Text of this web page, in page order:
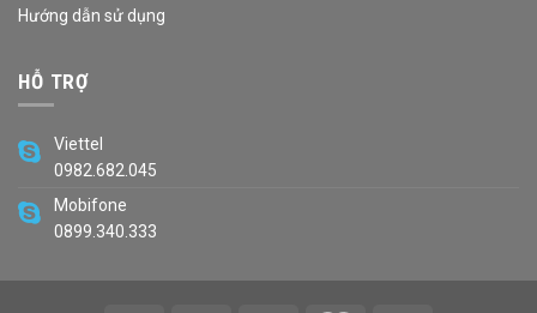
Hướng dẫn sử dụng
HỖ TRỢ
Viettel
0982.682.045
Mobifone
0899.340.333